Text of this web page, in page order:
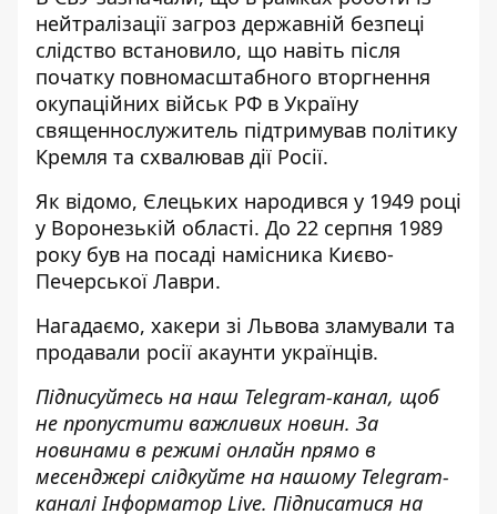
нейтралізації загроз державній безпеці
слідство встановило, що навіть після
початку повномасштабного вторгнення
окупаційних військ РФ в Україну
священнослужитель підтримував політику
Кремля та схвалював дії Росії.
Як відомо, Єлецьких народився у 1949 році
у Воронезькій області. До 22 серпня 1989
року був на посаді намісника Києво-
Печерської Лаври.
Нагадаємо, хакери зі Львова зламували та
продавали росії акаунти українців.
Підписуйтесь на наш Telegram-канал, щоб
не пропустити важливих новин. За
новинами в режимі онлайн прямо в
месенджері слідкуйте на нашому Telegram-
каналіІнформатор Live. Підписатися на